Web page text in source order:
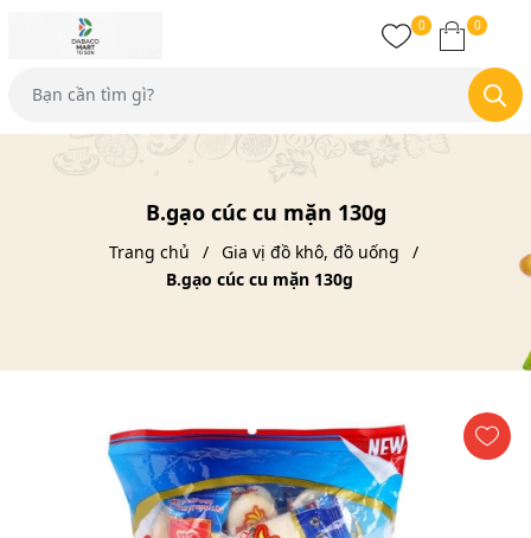
0 0
B.gạo cúc cu mặn 130g
Trang chủ
Gia vị đồ khô, đồ uống
B.gạo cúc cu mặn 130g